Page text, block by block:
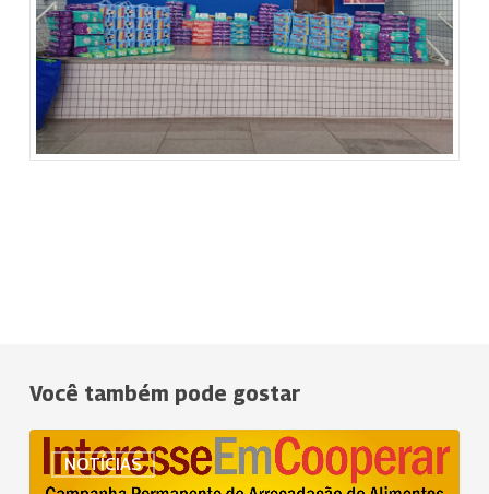
Você também pode gostar
NOTÍCIAS
Uniodonto
do